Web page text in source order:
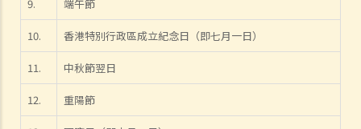
9. 端午節
10. 香港特別行政區成立紀念日（即七月一日）
11. 中秋節翌日
12. 重陽節
1. 不合理解僱
1. 僱傭合約終止後的限制條款
2. 不合理更改僱傭合約條款
3. 不合理及不合法解僱